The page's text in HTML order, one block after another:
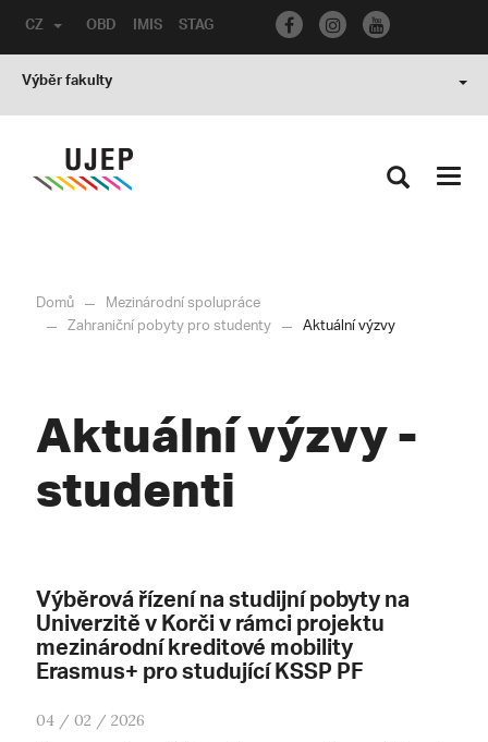
OBD IMIS STAG
CZ
Výběr fakulty
Domů Mezinárodní spolupráce
Zahraniční pobyty pro studenty Aktuální výzvy
Aktuální výzvy -
studenti
Výběrová řízení na studijní pobyty na
Univerzitě v Korči v rámci projektu
mezinárodní kreditové mobility
Erasmus+ pro studující KSSP PF
04 / 02 / 2026